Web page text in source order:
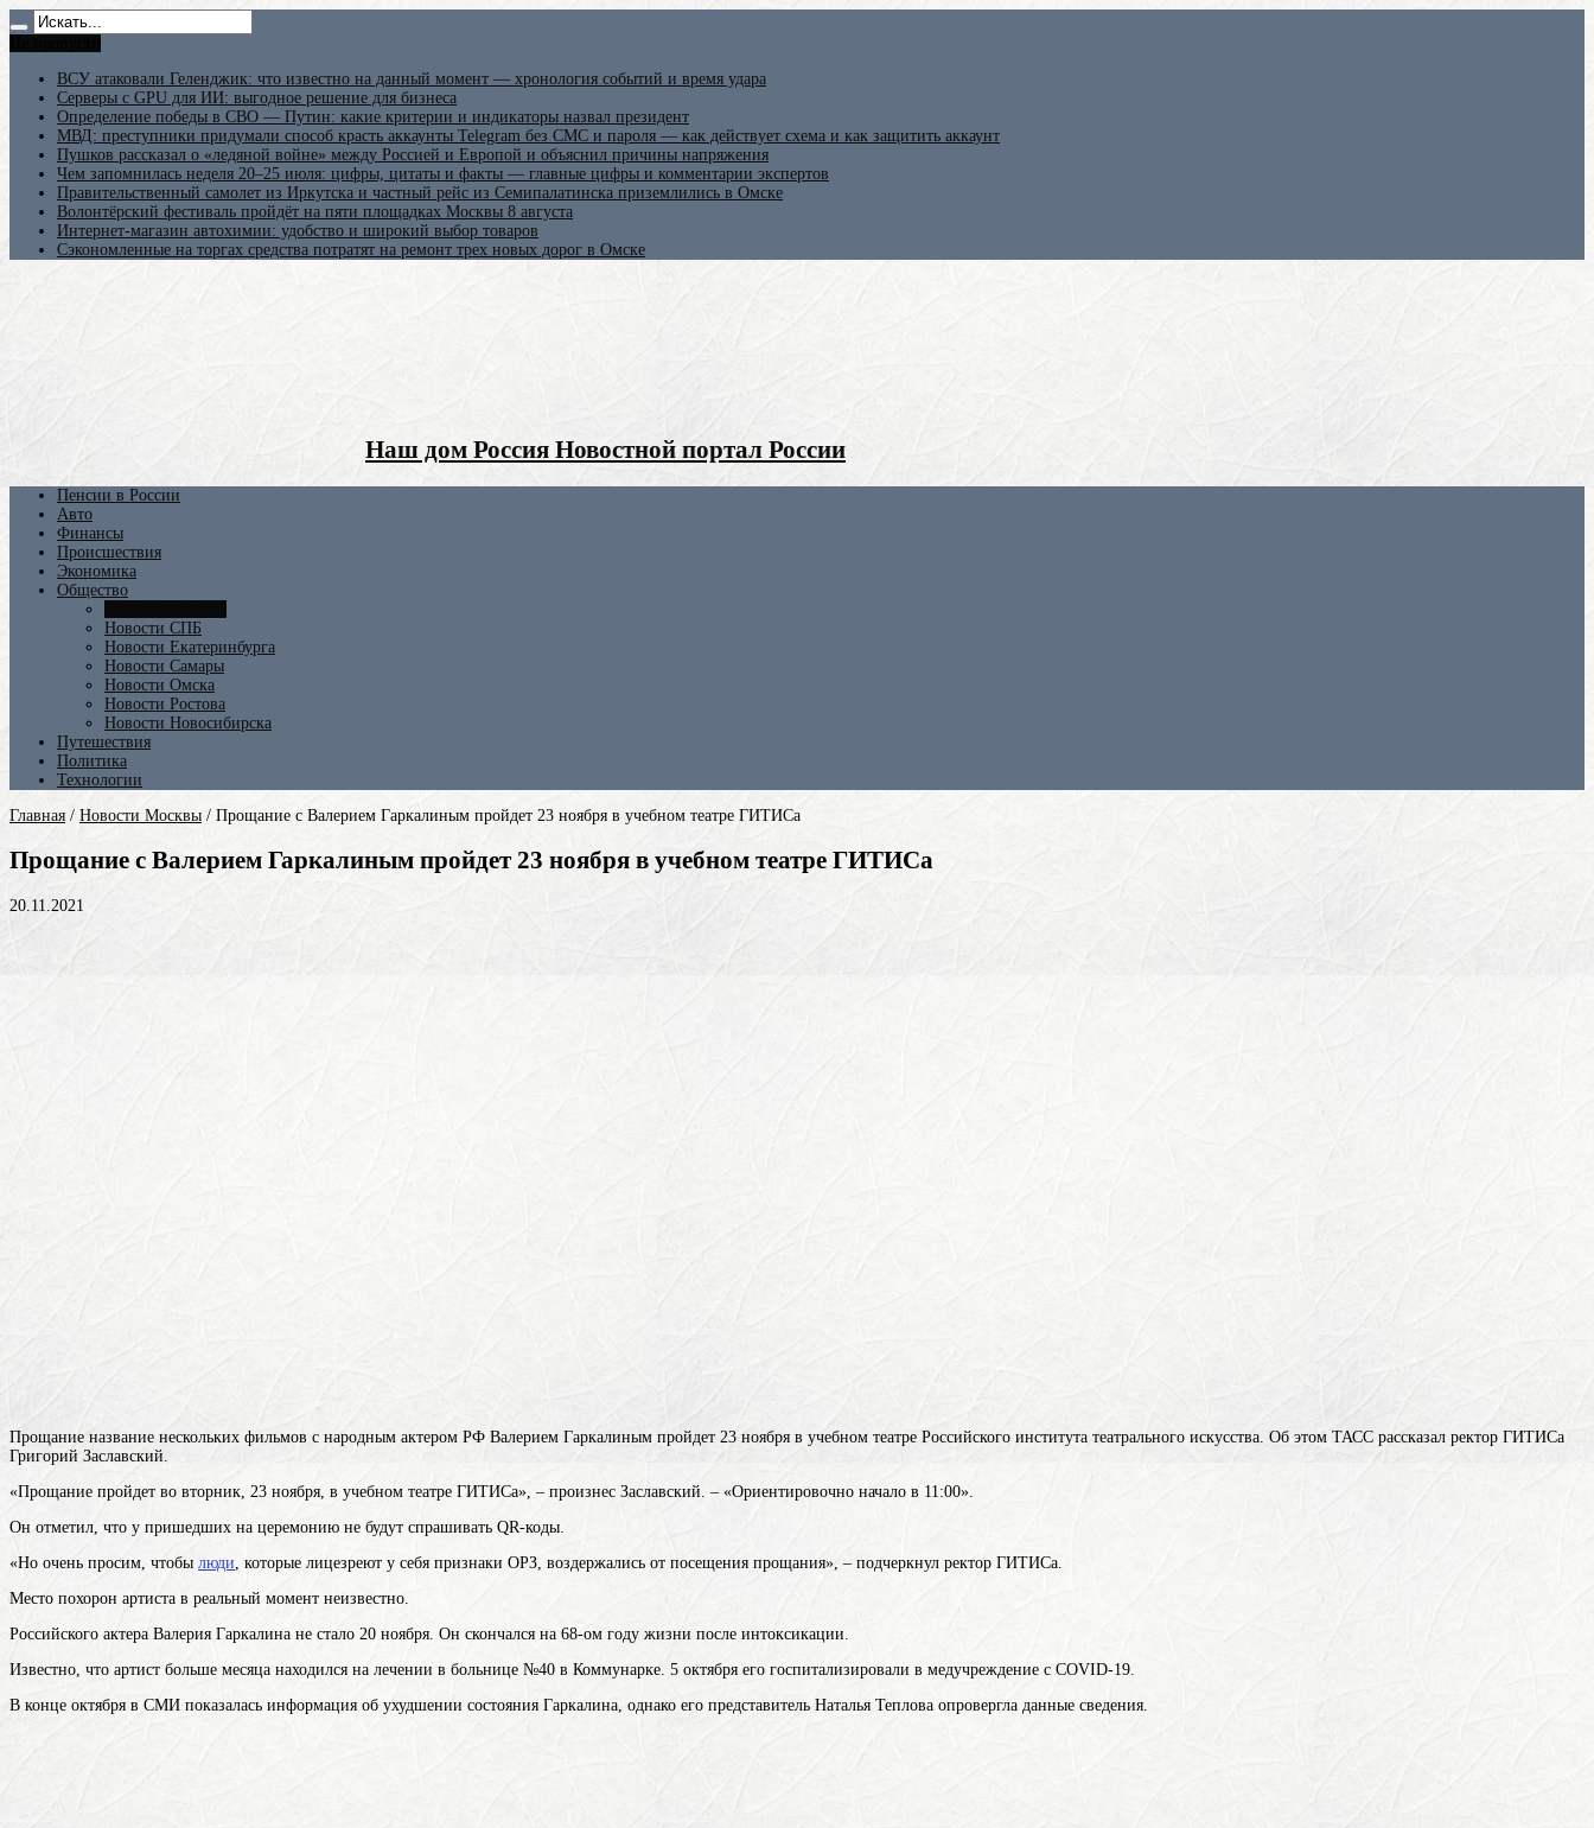
ВСУ атаковали Геленджик: что известно на данный момент — хронология событий и время удара
Серверы с GPU для ИИ: выгодное решение для бизнеса
Определение победы в СВО — Путин: какие критерии и индикаторы назвал президент
МВД: преступники придумали способ красть аккаунты Telegram без СМС и пароля — как действует схема и как защитить аккаунт
Пушков рассказал о «ледяной войне» между Россией и Европой и объяснил причины напряжения
Чем запомнилась неделя 20–25 июля: цифры, цитаты и факты — главные цифры и комментарии экспертов
Правительственный самолет из Иркутска и частный рейс из Семипалатинска приземлились в Омске
Волонтёрский фестиваль пройдёт на пяти площадках Москвы 8 августа
Интернет-магазин автохимии: удобство и широкий выбор товаров
Сэкономленные на торгах средства потратят на ремонт трех новых дорог в Омске
Наш дом Россия Новостной портал России
Пенсии в России
Авто
Финансы
Происшествия
Экономика
Общество
Новости СПБ
Новости Екатеринбурга
Новости Самары
Новости Омска
Новости Ростова
Новости Новосибирска
Путешествия
Политика
Технологии
Главная / Новости Москвы / Прощание с Валерием Гаркалиным пройдет 23 ноября в учебном театре ГИТИСа
Прощание с Валерием Гаркалиным пройдет 23 ноября в учебном театре ГИТИСа
20.11.2021
Прощание название нескольких фильмов с народным актером РФ Валерием Гаркалиным пройдет 23 ноября в учебном театре Российского института театрального искусства. Об этом ТАСС рассказал ректор ГИТИСа
Григорий Заславский.
«Прощание пройдет во вторник, 23 ноября, в учебном театре ГИТИСа», – произнес Заславский. – «Ориентировочно начало в 11:00».
Он отметил, что у пришедших на церемонию не будут спрашивать QR-коды.
«Но очень просим, чтобы люди , которые лицезреют у себя признаки ОРЗ, воздержались от посещения прощания», – подчеркнул ректор ГИТИСа.
Место похорон артиста в реальный момент неизвестно.
Российского актера Валерия Гаркалина не стало 20 ноября. Он скончался на 68-ом году жизни после интоксикации.
Известно, что артист больше месяца находился на лечении в больнице №40 в Коммунарке. 5 октября его госпитализировали в медучреждение с COVID-19.
В конце октября в СМИ показалась информация об ухудшении состояния Гаркалина, однако его представитель Наталья Теплова опровергла данные сведения.